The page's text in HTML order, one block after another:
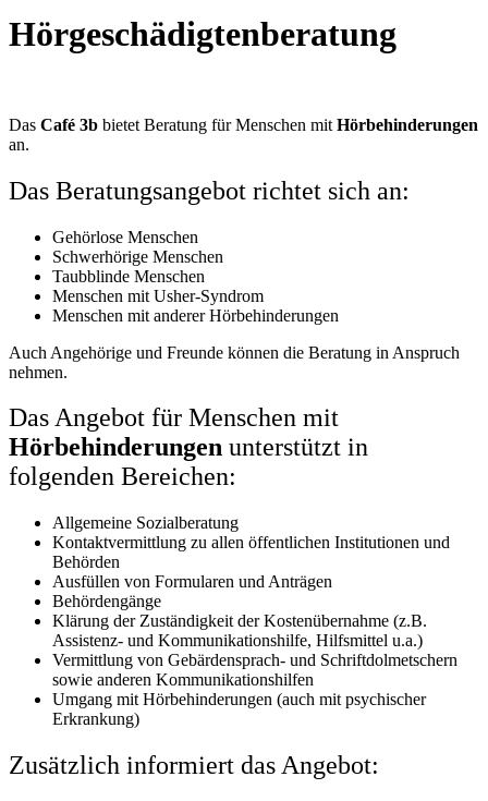
Hörgeschädigtenberatung
Das Café 3b bietet Beratung für Menschen mit Hörbehinderungen
an.
Das Beratungsangebot richtet sich an:
Gehörlose Menschen
Schwerhörige Menschen
Taubblinde Menschen
Menschen mit Usher-Syndrom
Menschen mit anderer Hörbehinderungen
Auch Angehörige und Freunde können die Beratung in Anspruch
nehmen.
Das Angebot für Menschen mit
Hörbehinderungen unterstützt in
folgenden Bereichen:
Allgemeine Sozialberatung
Kontaktvermittlung zu allen öffentlichen Institutionen und
Behörden
Ausfüllen von Formularen und Anträgen
Behördengänge
Klärung der Zuständigkeit der Kostenübernahme (z.B.
Assistenz- und Kommunikationshilfe, Hilfsmittel u.a.)
Vermittlung von Gebärdensprach- und Schriftdolmetschern
sowie anderen Kommunikationshilfen
Umgang mit Hörbehinderungen (auch mit psychischer
Erkrankung)
Zusätzlich informiert das Angebot: